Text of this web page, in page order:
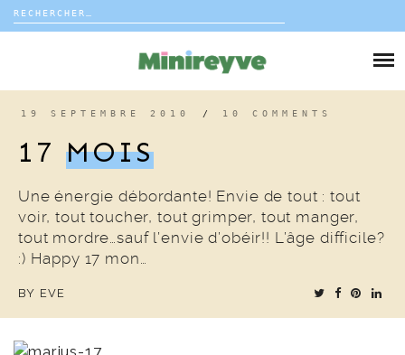
Rechercher :
DÉCO
VOYAGE
COUP DE COEUR
19 SEPTEMBRE 2010 / 10 COMMENTS
17 MOIS
Une énergie débordante! Envie de tout : tout
voir, tout toucher, tout grimper, tout manger,
tout mordre…sauf l’envie d’obéir!! L’âge difficile?
:) Happy 17 mon…
BY EVE